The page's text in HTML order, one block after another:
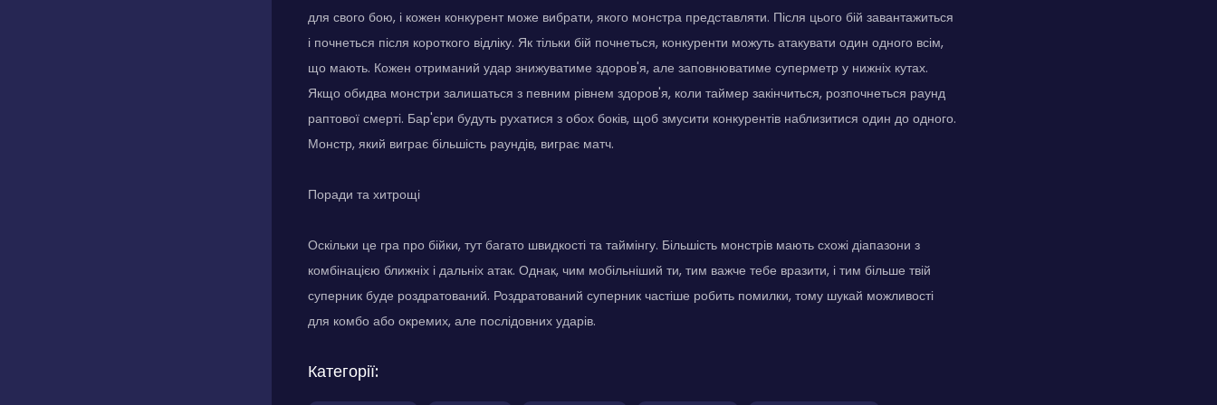
для свого бою, і кожен конкурент може вибрати, якого монстра представляти. Після цього бій завантажиться
і почнеться після короткого відліку. Як тільки бій почнеться, конкуренти можуть атакувати один одного всім,
що мають. Кожен отриманий удар знижуватиме здоров'я, але заповнюватиме суперметр у нижніх кутах.
Якщо обидва монстри залишаться з певним рівнем здоров'я, коли таймер закінчиться, розпочнеться раунд
раптової смерті. Бар'єри будуть рухатися з обох боків, щоб змусити конкурентів наблизитися один до одного.
Монстр, який виграє більшість раундів, виграє матч.
Поради та хитрощі
Оскільки це гра про бійки, тут багато швидкості та таймінгу. Більшість монстрів мають схожі діапазони з
комбінацією ближніх і дальніх атак. Однак, чим мобільніший ти, тим важче тебе вразити, і тим більше твій
суперник буде роздратований. Роздратований суперник частіше робить помилки, тому шукай можливості
для комбо або окремих, але послідовних ударів.
Категорії: